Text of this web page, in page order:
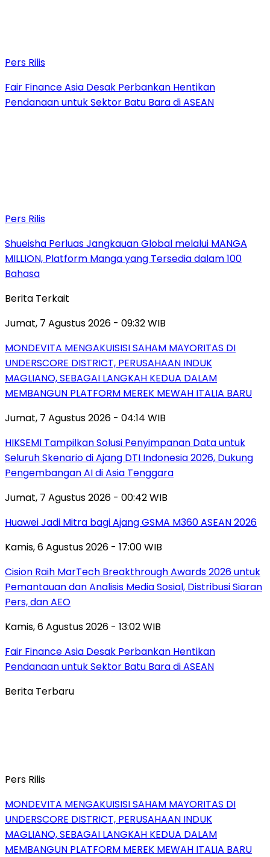
Pers Rilis
Fair Finance Asia Desak Perbankan Hentikan
Pendanaan untuk Sektor Batu Bara di ASEAN
Pers Rilis
Shueisha Perluas Jangkauan Global melalui MANGA
MILLION, Platform Manga yang Tersedia dalam 100
Bahasa
Berita Terkait
Jumat, 7 Agustus 2026 - 09:32 WIB
MONDEVITA MENGAKUISISI SAHAM MAYORITAS DI
UNDERSCORE DISTRICT, PERUSAHAAN INDUK
MAGLIANO, SEBAGAI LANGKAH KEDUA DALAM
MEMBANGUN PLATFORM MEREK MEWAH ITALIA BARU
Jumat, 7 Agustus 2026 - 04:14 WIB
HIKSEMI Tampilkan Solusi Penyimpanan Data untuk
Seluruh Skenario di Ajang DTI Indonesia 2026, Dukung
Pengembangan AI di Asia Tenggara
Jumat, 7 Agustus 2026 - 00:42 WIB
Huawei Jadi Mitra bagi Ajang GSMA M360 ASEAN 2026
Kamis, 6 Agustus 2026 - 17:00 WIB
Cision Raih MarTech Breakthrough Awards 2026 untuk
Pemantauan dan Analisis Media Sosial, Distribusi Siaran
Pers, dan AEO
Kamis, 6 Agustus 2026 - 13:02 WIB
Fair Finance Asia Desak Perbankan Hentikan
Pendanaan untuk Sektor Batu Bara di ASEAN
Berita Terbaru
Pers Rilis
MONDEVITA MENGAKUISISI SAHAM MAYORITAS DI
UNDERSCORE DISTRICT, PERUSAHAAN INDUK
MAGLIANO, SEBAGAI LANGKAH KEDUA DALAM
MEMBANGUN PLATFORM MEREK MEWAH ITALIA BARU